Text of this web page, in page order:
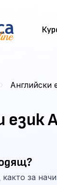
Английски
език
за